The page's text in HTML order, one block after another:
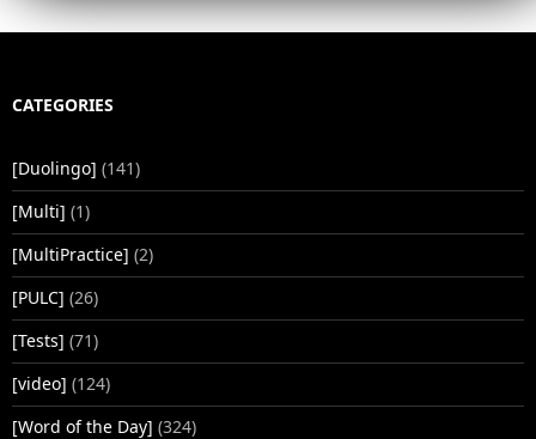
CATEGORIES
[Duolingo] (141)
[Multi] (1)
[MultiPractice] (2)
[PULC] (26)
[Tests] (71)
[video] (124)
[Word of the Day] (324)